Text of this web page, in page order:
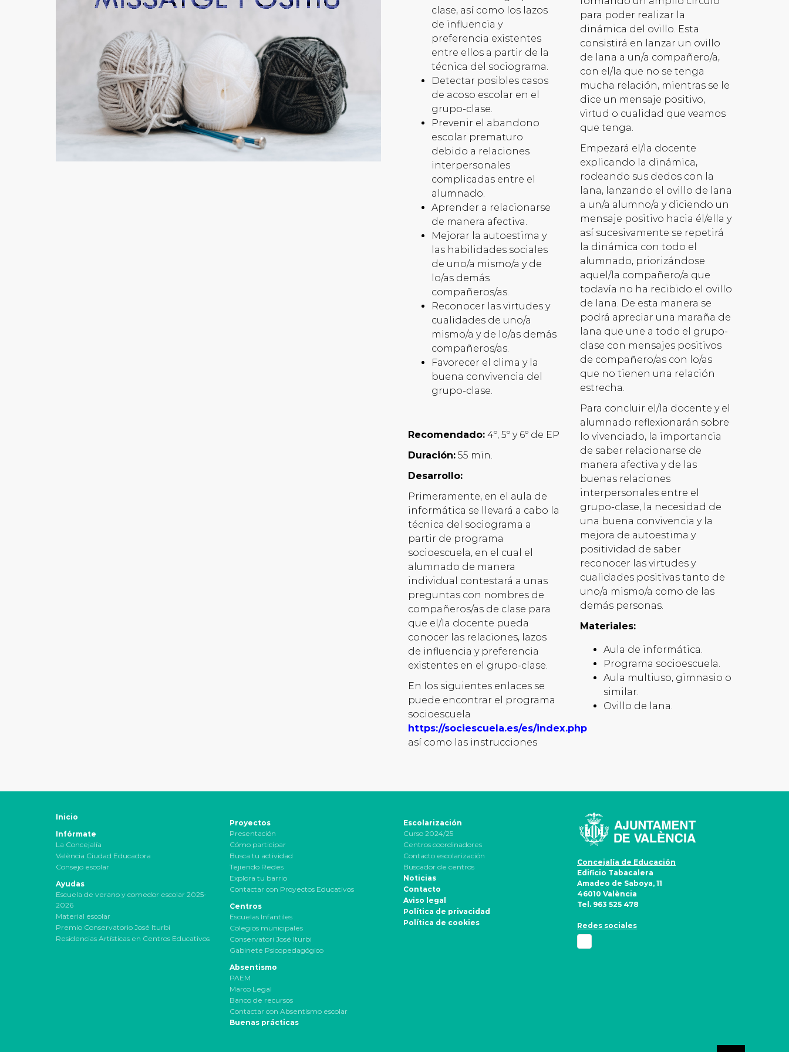
clase, así como los lazos
de influencia y
preferencia existentes
entre ellos a partir de la
técnica del sociograma.
Detectar posibles casos
de acoso escolar en el
grupo-clase.
Prevenir el abandono
escolar prematuro
debido a relaciones
interpersonales
complicadas entre el
alumnado.
Aprender a relacionarse
de manera afectiva.
Mejorar la autoestima y
las habilidades sociales
de uno/a mismo/a y de
lo/as demás
compañeros/as.
Reconocer las virtudes y
cualidades de uno/a
mismo/a y de lo/as demás
compañeros/as.
Favorecer el clima y la
buena convivencia del
grupo-clase.
Recomendado: 4º, 5º y 6º de EP
Duración: 55 min.
Desarrollo:
Primeramente, en el aula de
informática se llevará a cabo la
técnica del sociograma a
partir de programa
socioescuela, en el cual el
alumnado de manera
individual contestará a unas
preguntas con nombres de
compañeros/as de clase para
que el/la docente pueda
conocer las relaciones, lazos
de influencia y preferencia
existentes en el grupo-clase.
En los siguientes enlaces se
puede encontrar el programa
socioescuela
https://sociescuela.es/es/index.php
así como las instrucciones
para poder realizar la
dinámica del ovillo. Esta
consistirá en lanzar un ovillo
de lana a un/a compañero/a,
con el/la que no se tenga
mucha relación, mientras se le
dice un mensaje positivo,
virtud o cualidad que veamos
que tenga.
Empezará el/la docente
explicando la dinámica,
rodeando sus dedos con la
lana, lanzando el ovillo de lana
a un/a alumno/a y diciendo un
mensaje positivo hacia él/ella y
así sucesivamente se repetirá
la dinámica con todo el
alumnado, priorizándose
aquel/la compañero/a que
todavía no ha recibido el ovillo
de lana. De esta manera se
podrá apreciar una maraña de
lana que une a todo el grupo-
clase con mensajes positivos
de compañero/as con lo/as
que no tienen una relación
estrecha.
Para concluir el/la docente y el
alumnado reflexionarán sobre
lo vivenciado, la importancia
de saber relacionarse de
manera afectiva y de las
buenas relaciones
interpersonales entre el
grupo-clase, la necesidad de
una buena convivencia y la
mejora de autoestima y
positividad de saber
reconocer las virtudes y
cualidades positivas tanto de
uno/a mismo/a como de las
demás personas.
Materiales:
Aula de informática.
Programa socioescuela.
Aula multiuso, gimnasio o
similar.
Ovillo de lana.
Inicio
Infórmate
La Concejalía
València Ciudad Educadora
Consejo escolar
Ayudas
Escuela de verano y comedor escolar 2025-
2026
Material escolar
Premio Conservatorio José Iturbi
Residencias Artísticas en Centros Educativos
Proyectos
Presentación
Cómo participar
Busca tu actividad
Tejiendo Redes
Explora tu barrio
Contactar con Proyectos Educativos
Centros
Escuelas Infantiles
Colegios municipales
Conservatori José Iturbi
Gabinete Psicopedagógico
Absentismo
PAEM
Marco Legal
Banco de recursos
Contactar con Absentismo escolar
Buenas prácticas
Escolarización
Curso 2024/25
Centros coordinadores
Contacto escolarización
Buscador de centros
Noticias
Contacto
Aviso legal
Política de privacidad
Política de cookies
Concejalía de Educación
Edificio Tabacalera
Amadeo de Saboya, 11
46010 València
Tel. 963 525 478
Redes sociales
Ir